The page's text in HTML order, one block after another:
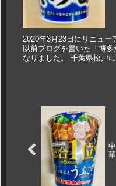
2020年3月23日にリニュー
以前ブログを書いた「博
なりました。 千葉県松戸